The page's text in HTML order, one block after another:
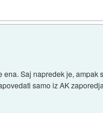
Saj napredek je, ampak
samo iz AK